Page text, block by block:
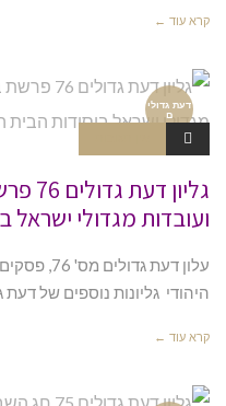
קרא עוד ←
דעת גדולי
ם
ועובדות מגדולי ישראל
עלון דעת
היהודי גליונות נוספים של
קרא עוד ←